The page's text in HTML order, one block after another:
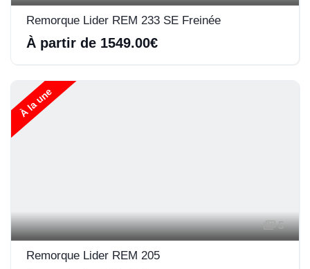
Remorque Lider REM 233 SE Freinée
À partir de 1549.00€
À la une
5
Remorque Lider REM 205